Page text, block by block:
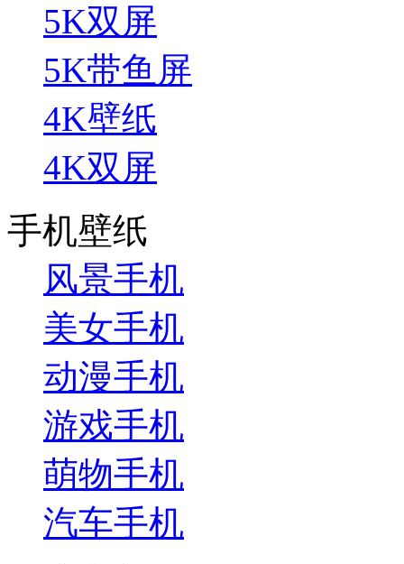
5K双屏
5K带鱼屏
4K壁纸
4K双屏
手机壁纸
风景手机
美女手机
动漫手机
游戏手机
萌物手机
汽车手机